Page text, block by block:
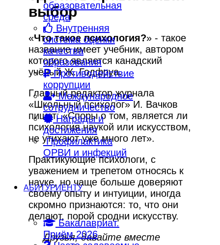
образовательная
среда
Внутренняя
система оценки
качества
образования
Противодействие
коррупции
Международное
сотрудничество
Награды и
достижения
Профилактика
ОРВИ и инфекций
АБИТУРИЕНТУ
Бакалавриат.
Приём 2026
выбор
«Что такое психология?» - такое
название имеет учебник, автором
которого является канадский
учёный Ж. Годфруа.
Главный редактор журнала
«Школьный психолог» И. Вачков
пишет: «Споры о том, является ли
психология наукой или искусством,
не утихают уже много лет».
Практикующие психологи, с
уважением и трепетом относясь к
науке, но чаще больше доверяют
своему опыту и интуиции, иногда
скромно признаются: то, что они
делают, порой сродни искусству.
Друзья, давайте вместе